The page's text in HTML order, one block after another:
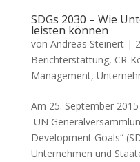
SDGs 2030 – Wie
leisten können
von Andreas Steinert|
Berichterstattung, CR-
Management,
Am 25. September
UN
Development Goals“
Unternehmen und